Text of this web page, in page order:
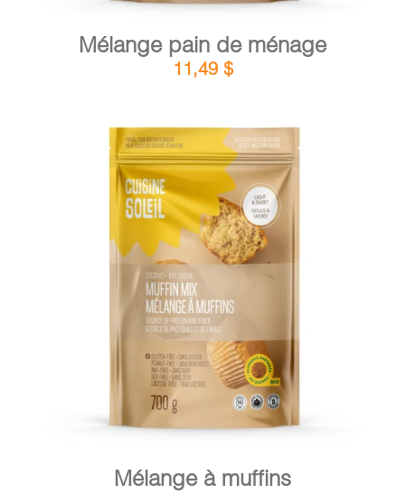
Mélange pain de ménage
11,49 $
AJOUTER AU PANIER
Mélange à muffins